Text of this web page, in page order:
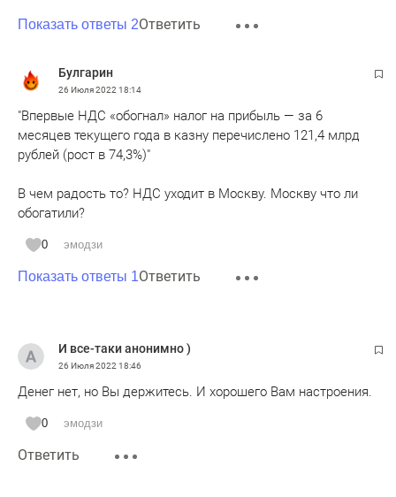
Показать ответы 2Ответить
Булгарин
26 Июля 2022 18:14
"Впервые НДС «обогнал» налог на прибыль — за 6
месяцев текущего года в казну перечислено 121,4 млрд
рублей (рост в 74,3%)"
В чем радость то? НДС уходит в Москву. Москву что ли
обогатили?
0 эмодзи
Показать ответы 1Ответить
И все-таки анонимно )
26 Июля 2022 18:46
Денег нет, но Вы держитесь. И хорошего Вам настроения.
0 эмодзи
Ответить